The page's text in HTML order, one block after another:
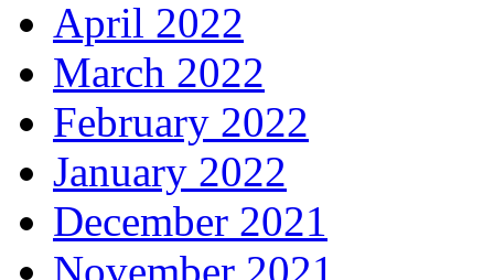
April 2022
March 2022
February 2022
January 2022
December 2021
November 2021